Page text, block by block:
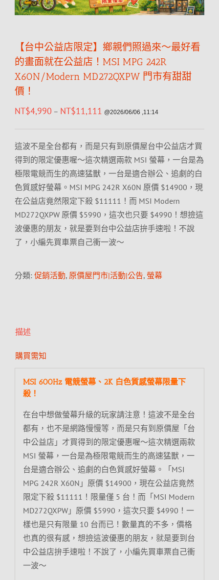
【台中公益店限定】鄉親們照過來～最好看
的畫面就在公益店！MSI MPG 242R
X60N/Modern MD272QXPW 門市有甜甜
價！
NT$4,990 – NT$11,111 @2026/06/06 ,11:14
這波不是全台都有，而是只有到原價屋台中公益店才買
得到的限定優惠喔～這次精選兩款 MSI 螢幕，一台是為
極限電競而生的高速猛獸，一台是適合辦公、追劇的白
色質感好螢幕。MSI MPG 242R X60N 原價 $14900，現
在公益店竟然限定下殺 $11111！而 MSI Modern
MD272QXPW 原價 $5990，這次也只要 $4990！想撿這
波優惠的朋友，就是要到台中公益店拚手速啦！不說
了，小編先買車票自己衝一波～
分類: 促銷活動, 原價屋門市|活動|公告, 螢幕
描述
購買需知
MSI 600Hz 電競螢幕、2K 白色質感螢幕限量下
殺！
在台中想做螢幕升級的玩家請注意！這波不是全台
都有，也不是網路慢慢等，而是只有到原價屋「台
中公益店」才買得到的限定優惠喔～這次精選兩款
MSI 螢幕，一台是為極限電競而生的高速猛獸，一
台是適合辦公、追劇的白色質感好螢幕。「MSI
MPG 242R X60N」原價 $14900，現在公益店竟然
限定下殺 $11111！限量僅 5 台！而「MSI Modern
MD272QXPW」原價 $5990，這次只要 $4990！一
樣也是只有限量 10 台而已！數量真的不多，價格
也真的很有感，想撿這波優惠的朋友，就是要到台
中公益店拚手速啦！不說了，小編先買車票自己衝
一波～